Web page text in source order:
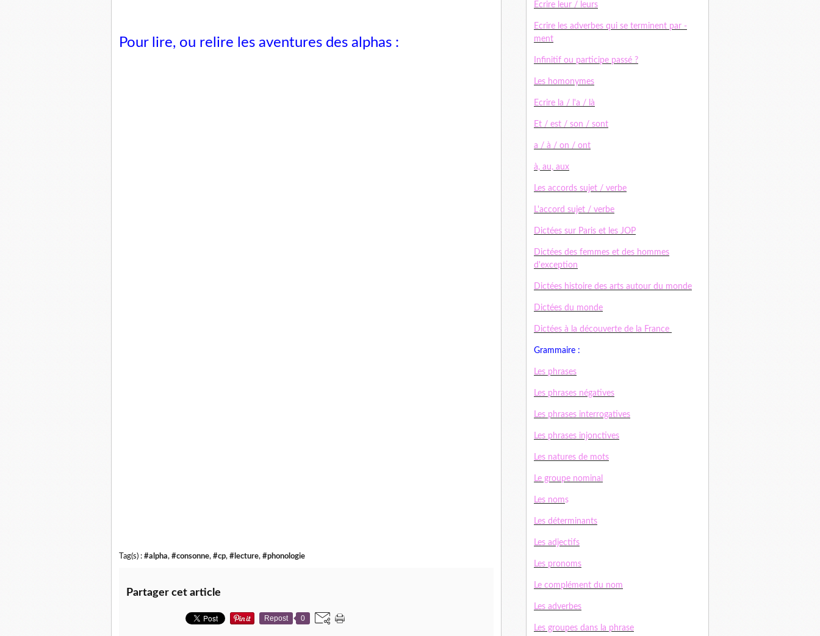
Pour lire, ou relire les aventures des alphas :
Tag(s) : #alpha, #consonne, #cp, #lecture, #phonologie
Partager cet article
Repost 0
Ecrire leur / leurs
Ecrire les adverbes qui se terminent par -
ment
Infinitif ou participe passé ?
Les homonymes
Ecrire la / l'a / là
Et / est / son / sont
a / à / on / ont
à, au, aux
Les accords sujet / verbe
L'accord sujet / verbe
Dictées sur Paris et les JOP
Dictées des femmes et des hommes
d'exception
Dictées histoire des arts autour du monde
Dictées du monde
Dictées à la découverte de la France
Grammaire :
Les phrases
Les phrases négatives
Les phrases interrogatives
Les phrases injonctives
Les natures de mots
Le groupe nominal
Les noms
Les déterminants
Les adjectifs
Les pronoms
Le complément du nom
Les adverbes
Les groupes dans la phrase